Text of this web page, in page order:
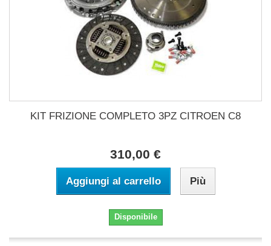
KIT FRIZIONE COMPLETO 3PZ CITROEN C8
310,00 €
Aggiungi al carrello Più
Disponibile